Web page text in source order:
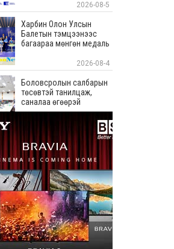
2026-08-5
Харбин Олон Улсын
Балетын тэмцээнээс
багаараа мөнгөн медаль
2026-08-4
Боловсролын салбарын
төсөвтэй танилцаж,
саналаа өгөөрэй
2026-08-4
С.Зоригийн хөшөөг
буцаан байрлууллаа
2026-08-3
Хөвсгөл аймгийн
Рэнчинлхүмбэ сумын 320
хүүхдийн суудалтай
сургуулийн барилгыг
дуусгахад шаардлагатай
2026-08-3